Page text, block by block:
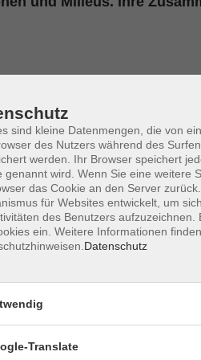
Eyrich hat die
ihrer Heimatstadt inne.
(BDG – Bundesverband
angelegter Gesangliteratur
Jodellehrerin anbietet.
sind kleine Datenmengen, die von
des Nutzers während des
werden. Ihr Browser speichert
genannt wird. Wenn Sie eine weitere
das Cookie an den Server
für Websites entwickelt, um
des Benutzers aufzuzeichnen.
ein. Weitere Informationen
Datenschutz
Translate